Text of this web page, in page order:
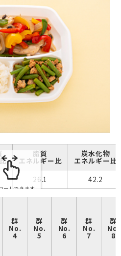
脂質
エネルギー比
炭水化物
エネルギー比
26.1 42.2
ールできます
群
No.
4
群
No.
5
群
No.
6
群
No.
7
群
No.
8